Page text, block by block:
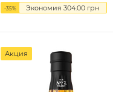
-35% Экономия 304.00 грн
Акция